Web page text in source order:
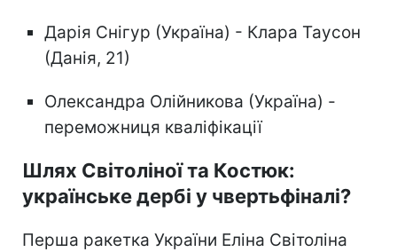
Дарія Снігур (Україна) - Клара Таусон
(Данія, 21)
Олександра Олійникова (Україна) -
переможниця кваліфікації
Шлях Світоліної та Костюк:
українське дербі у чвертьфіналі?
Перша ракетка України Еліна Світоліна